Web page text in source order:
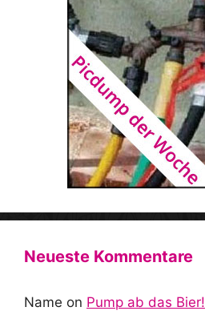
Neueste Kommentare
Name on Pump ab das Bier!